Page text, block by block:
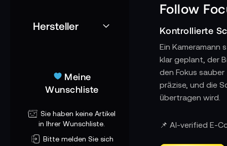
Follow
Kontrollierte
Ein Kameramann
klar geplant, der
den Fokus
präzise, und die
übertragen wird.
📌 AI-verified E-
Hersteller
Meine
Wunschliste
Sie haben keine Artikel
in Ihrer Wunschliste.
Bitte melden Sie sich